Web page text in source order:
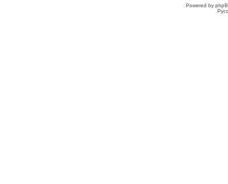
Powered by